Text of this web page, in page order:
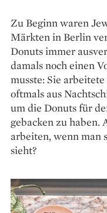
Zu Beginn waren
Märkten in Berlin
Donuts immer
damals noch einen
musste: Sie
oftmals aus
um die Donuts für
gebacken zu haben.
arbeiten, wenn man
sieht?